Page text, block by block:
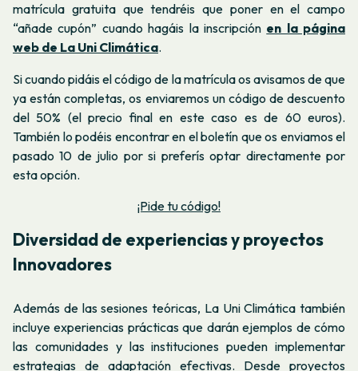
matrícula gratuita que tendréis que poner en el campo
“añade cupón” cuando hagáis la inscripción en la página
web de La Uni Climática.
Si cuando pidáis el código de la matrícula os avisamos de que
ya están completas, os enviaremos un código de descuento
del 50% (el precio final en este caso es de 60 euros).
También lo podéis encontrar en el boletín que os enviamos el
pasado 10 de julio por si preferís optar directamente por
esta opción.
¡Pide tu código!
Diversidad de experiencias y proyectos
Innovadores
Además de las sesiones teóricas, La Uni Climática también
incluye experiencias prácticas que darán ejemplos de cómo
las comunidades y las instituciones pueden implementar
estrategias de adaptación efectivas. Desde proyectos